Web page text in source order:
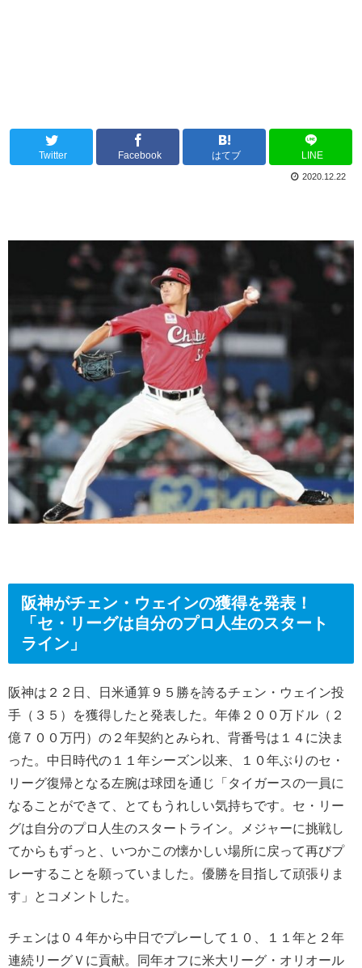
Twitter Facebook はてブ LINE
2020.12.22
阪神がチェン・ウェインの獲得を発表！
「セ・リーグは自分のプロ人生のスタート
ライン」
阪神は２２日、日米通算９５勝を誇るチェン・ウェイン投
手（３５）を獲得したと発表した。年俸２００万ドル（２
億７００万円）の２年契約とみられ、背番号は１４に決ま
った。中日時代の１１年シーズン以来、１０年ぶりのセ・
リーグ復帰となる左腕は球団を通じ「タイガースの一員に
なることができて、とてもうれしい気持ちです。セ・リー
グは自分のプロ人生のスタートライン。メジャーに挑戦し
てからもずっと、いつかこの懐かしい場所に戻って再びプ
レーすることを願っていました。優勝を目指して頑張りま
す」とコメントした。
チェンは０４年から中日でプレーして１０、１１年と２年
連続リーグＶに貢献。同年オフに米大リーグ・オリオール